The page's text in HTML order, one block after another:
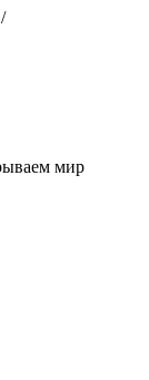
/
мир